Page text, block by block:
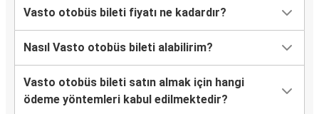
Vasto otobüs bileti fiyatı ne kadardır?
Nasıl Vasto otobüs bileti alabilirim?
Vasto otobüs bileti satın almak için hangi
ödeme yöntemleri kabul edilmektedir?